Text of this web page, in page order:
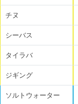
チヌ
シーバス
タイラバ
ジギング
ソルトウォーター